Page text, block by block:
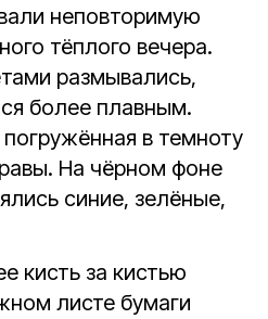
неповторимую
тёплого вечера.
размывались,
более плавным.
в темноту
На чёрном фоне
синие, зелёные,
кисть за кистью
листе бумаги